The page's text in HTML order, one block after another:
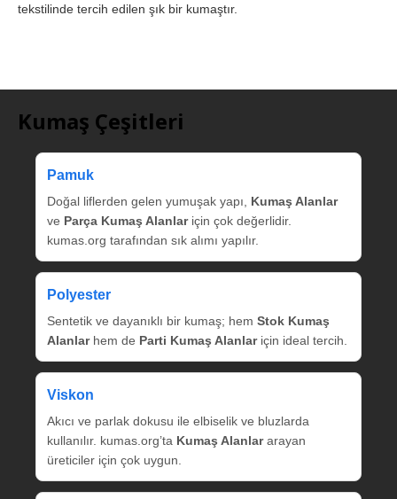
tekstilinde tercih edilen şık bir kumaştır.
Kumaş Çeşitleri
Pamuk
Doğal liflerden gelen yumuşak yapı, Kumaş Alanlar
ve Parça Kumaş Alanlariçin çok değerlidir.
kumas.org tarafından sık alımı yapılır.
Polyester
Sentetik ve dayanıklı bir kumaş; hem Stok Kumaş
Alanlarhem de Parti Kumaş Alanlariçin ideal tercih.
Viskon
Akıcı ve parlak dokusu ile elbiselik ve bluzlarda
kullanılır. kumas.org’ta Kumaş Alanlararayan
üreticiler için çok uygun.